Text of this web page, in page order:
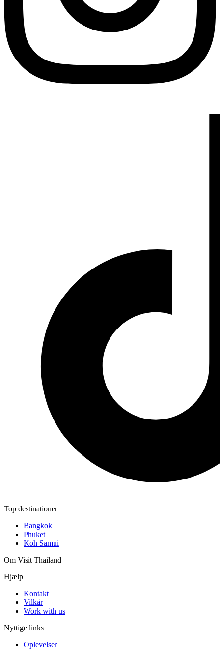
Top destinationer
Bangkok
Phuket
Koh Samui
Om Visit Thailand
Hjælp
Kontakt
Vilkår
Work with us
Nyttige links
Oplevelser